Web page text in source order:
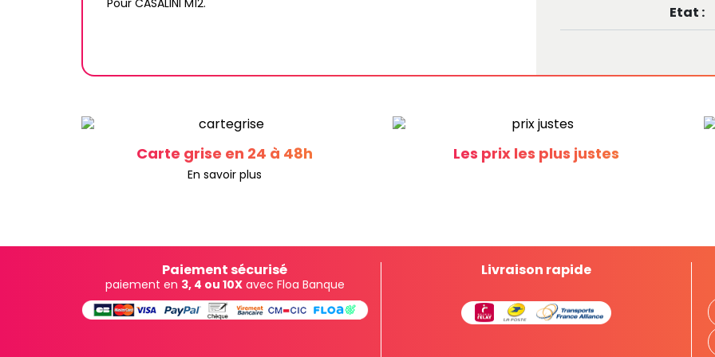
Etat :
Carte grise en 24 à 48h
En savoir plus
Les prix les plus justes
Paiement sécurisé
paiement en 3, 4 ou 10Xavec Floa Banque
Livraison rapide